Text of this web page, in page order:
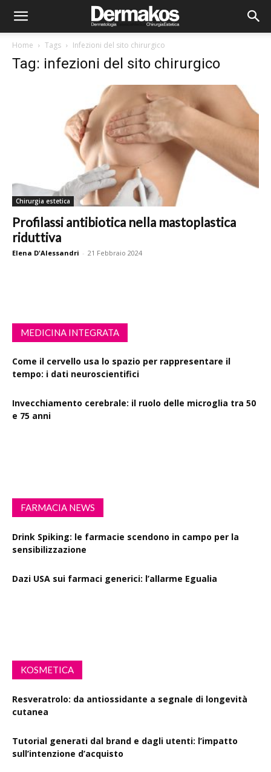
Home Tags Infezioni del sito chirurgico
Tag: infezioni del sito chirurgico
Chirurgia estetica
Profilassi antibiotica nella mastoplastica
riduttiva
Elena D'Alessandri - 21 Febbraio 2024
MEDICINA INTEGRATA
Come il cervello usa lo spazio per rappresentare il
tempo: i dati neuroscientifici
Invecchiamento cerebrale: il ruolo delle microglia tra 50
e 75 anni
FARMACIA NEWS
Drink Spiking: le farmacie scendono in campo per la
sensibilizzazione
Dazi USA sui farmaci generici: l’allarme Egualia
KOSMETICA
Resveratrolo: da antiossidante a segnale di longevità
cutanea
Tutorial generati dal brand e dagli utenti: l’impatto
sull’intenzione d’acquisto